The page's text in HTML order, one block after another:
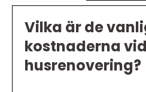
Vilka är de
kostnaderna
husrenovering?